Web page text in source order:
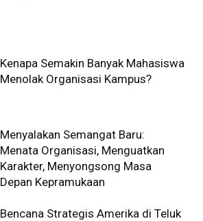
Kenapa Semakin Banyak Mahasiswa
Menolak Organisasi Kampus?
Menyalakan Semangat Baru:
Menata Organisasi, Menguatkan
Karakter, Menyongsong Masa
Depan Kepramukaan
Bencana Strategis Amerika di Teluk